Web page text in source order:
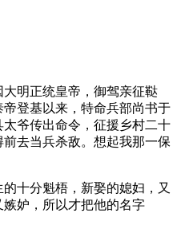
大明正统皇帝，御驾亲征鞑
登基以来，特命兵部尚书于
爷传出命令，征援乡村二十
去当兵杀敌。想起我那一保
十分魁梧，新娶的媳妇，又
妒，所以才把他的名字